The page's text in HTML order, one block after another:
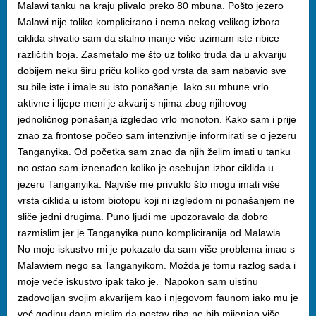
Malawi tanku na kraju plivalo preko 80 mbuna. Pošto jezero
Malawi nije toliko komplicirano i nema nekog velikog izbora
ciklida shvatio sam da stalno manje više uzimam iste ribice
različitih boja. Zasmetalo me što uz toliko truda da u akvariju
dobijem neku širu priču koliko god vrsta da sam nabavio sve
su bile iste i imale su isto ponašanje. Iako su mbune vrlo
aktivne i lijepe meni je akvarij s njima zbog njihovog
jednoličnog ponašanja izgledao vrlo monoton. Kako sam i prije
znao za frontose počeo sam intenzivnije informirati se o jezeru
Tanganyika. Od početka sam znao da njih želim imati u tanku
no ostao sam iznenađen koliko je osebujan izbor ciklida u
jezeru Tanganyika. Najviše me privuklo što mogu imati više
vrsta ciklida u istom biotopu koji ni izgledom ni ponašanjem ne
sliče jedni drugima. Puno ljudi me upozoravalo da dobro
razmislim jer je Tanganyika puno kompliciranija od Malawia.
No moje iskustvo mi je pokazalo da sam više problema imao s
Malawiem nego sa Tanganyikom. Možda je tomu razlog sada i
moje veće iskustvo ipak tako je. Napokon sam uistinu
zadovoljan svojim akvarijem kao i njegovom faunom iako mu je